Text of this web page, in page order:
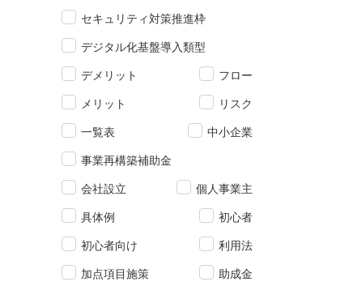
セキュリティ対策推進枠
デジタル化基盤導入類型
デメリット フロー
メリット リスク
一覧表 中小企業
事業再構築補助金
会社設立 個人事業主
具体例 初心者
初心者向け 利用法
加点項目施策 助成金